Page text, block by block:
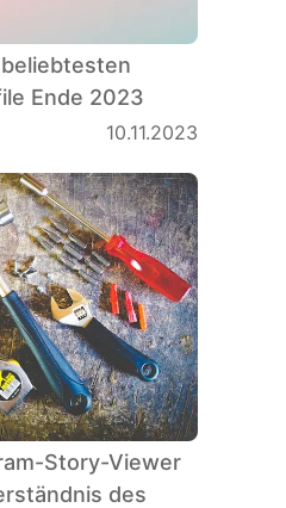
Ende 2023
10.11.2023
Story-Viewer
des